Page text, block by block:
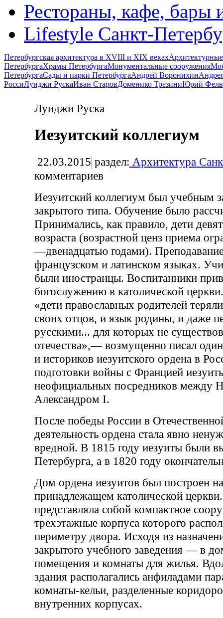
Рестораны, кафе, бары
Lifestyle Санкт-
Петербургская архитектура в XVIII и XIX веках
ПетербургаХрамы ПетербургаМонументальные сооружения
ПетербургаСады и парки ПетербургаАндрей Воронихин
РоссиЛуиджи РускаИван СтаровДоменико ТрезиниЮрий
Луиджи Руска
Иезуитский коллегиум
22.03.2015 раздел: Архитектура
комментариев
Иезуитский коллегиум был учебным
закрытого типа. Обучение было
Принимались, как правило, дети
возраста (возрастной ценз приема
—двенадцатью годами).
французском и латинском языках.
были иностранцы. Воспитанники
богослужению в католической
«дети православных родителей
своих отцов, и язык родины, и даже
русскими... для которых не
отечества»,— возмущенно писал один
и историков иезуитского ордена в
подготовки войны с Францией
неофициальных посредников между
Александром I.
После победы России в
деятельность ордена стала явно
вредной. В 1815 году иезуиты были
Петербурга, а в 1820 году
Дом ордена иезуитов был построен
принадлежащем католической
представляла собой компактное
трехэтажные корпуса которого
периметру двора. Исходя из
закрытого учебного заведения — в
помещения и комнаты для жилья.
здания располагались анфиладами
комнаты-кельи, разделенные
внутренних корпусах.